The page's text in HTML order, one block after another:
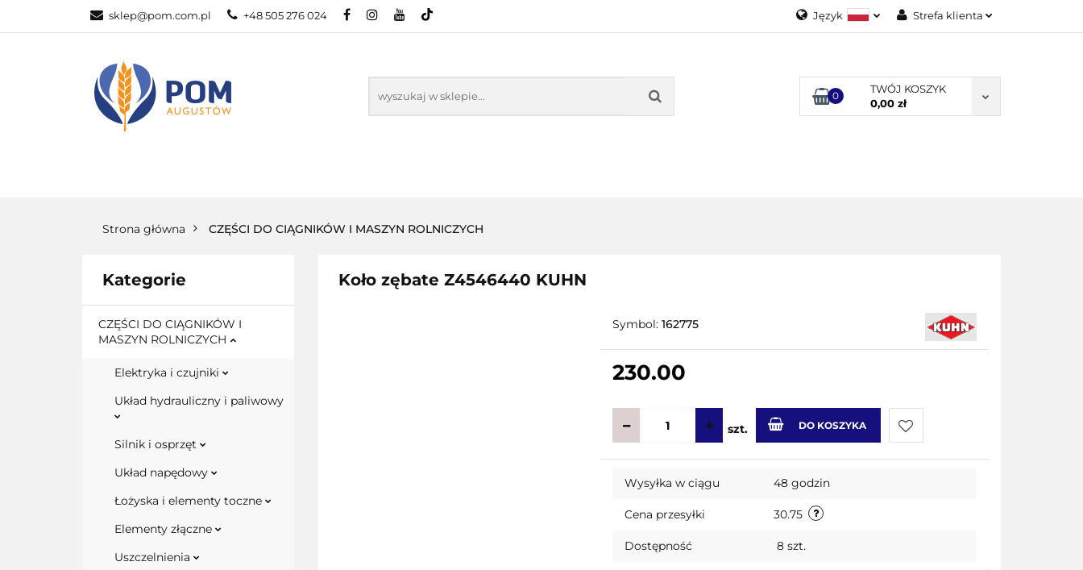
sklep@pom.com.pl +48 505 276 024 Język
English
Strefa klienta
Załóż konto
Dodaj zgłoszenie
0
TWÓJ KOSZYK
0,00 zł
Strona główna CZĘŚCI DO CIĄGNIKÓW I MASZYN ROLNICZYCH
Kategorie
CZĘŚCI DO CIĄGNIKÓW I
MASZYN ROLNICZYCH
Elektryka i czujniki
Układ hydrauliczny i paliwowy
Silnik i osprzęt
Układ napędowy
Łożyska i elementy toczne
Elementy złączne
Uszczelnienia
Koło zębate Z4546440 KUHN
Symbol:162775
230.00
szt. DO KOSZYKA
Do
Wysyłka w ciągu 48 godzin
Cena przesyłki 30.75
Dostępność 8 szt.